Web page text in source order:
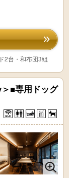
2台・和布団3組
■専用ドッグ